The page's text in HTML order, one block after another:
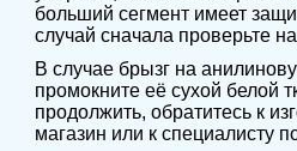
больший сегмент имеет
случай сначала проверьте
В случае брызг на
промокните её сухой белой
продолжить, обратитесь к
магазин или к специалисту